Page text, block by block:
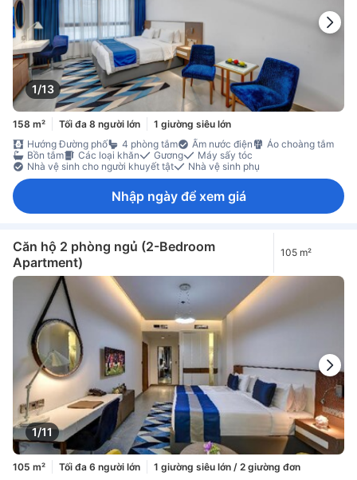
1/13
158 m² Tối đa 8 người lớn
1 giường siêu lớn
Hướng Đường phố
4 phòng tắm Ấm nước điện
Áo choàng tắm
Bồn tắm
Các loại khăn Gương
Máy sấy tóc
Nhà vệ sinh cho người khuyết tật
Nhà vệ sinh phụ
Nhập ngày để xem giá
Căn hộ 2 phòng ngủ (2-Bedroom
Apartment)
105 m²
1/11
105 m² Tối đa 6 người lớn
1 giường siêu lớn / 2 giường đơn